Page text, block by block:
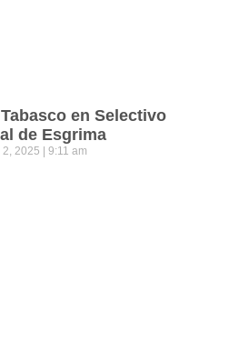
en Selectivo
de Esgrima
2025 9:11 am